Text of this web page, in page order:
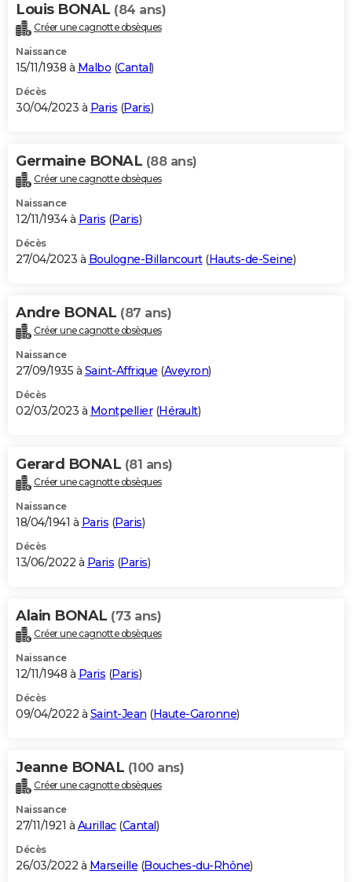
Louis BONAL (84 ans)
Créer une cagnotte obsèques
Naissance
15/11/1938 à Malbo (Cantal)
Décès
30/04/2023 à Paris (Paris)
Germaine BONAL (88 ans)
Créer une cagnotte obsèques
Naissance
12/11/1934 à Paris (Paris)
Décès
27/04/2023 à Boulogne-Billancourt(Hauts-de-Seine)
Andre BONAL (87 ans)
Créer une cagnotte obsèques
Naissance
27/09/1935 à Saint-Affrique (Aveyron)
Décès
02/03/2023 à Montpellier(Hérault)
Gerard BONAL (81 ans)
Créer une cagnotte obsèques
Naissance
18/04/1941 à Paris (Paris)
Décès
13/06/2022 à Paris (Paris)
Alain BONAL (73 ans)
Créer une cagnotte obsèques
Naissance
12/11/1948 à Paris (Paris)
Décès
09/04/2022 à Saint-Jean (Haute-Garonne)
Jeanne BONAL (100 ans)
Créer une cagnotte obsèques
Naissance
27/11/1921 à Aurillac(Cantal)
Décès
26/03/2022 à Marseille (Bouches-du-Rhône)